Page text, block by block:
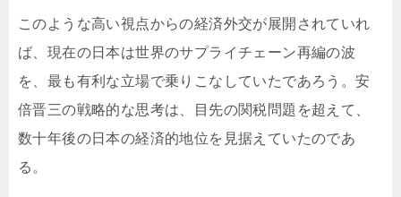
このような高い視点からの経済外交が展開されていれ
ば、現在の日本は世界のサプライチェーン再編の波
を、最も有利な立場で乗りこなしていたであろう。安
倍晋三の戦略的な思考は、目先の関税問題を超えて、
数十年後の日本の経済的地位を見据えていたのであ
る。